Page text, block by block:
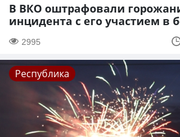
В ВКО оштрафовали
инцидента с его участием в
2995
Республика